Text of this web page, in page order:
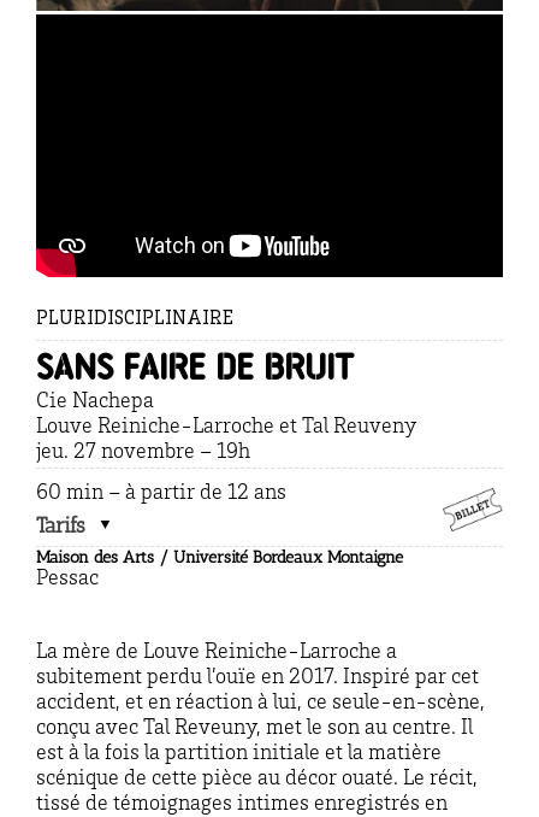
PLURIDISCIPLINAIRE
Sans faire de bruit
Cie Nachepa
Louve Reiniche-Larroche et Tal Reuveny
jeu. 27 novembre – 19h
60 min – à partir de 12 ans
Tarifs
Maison des Arts / Université Bordeaux Montaigne
Pessac
La mère de Louve Reiniche-Larroche a
subitement perdu l’ouïe en 2017. Inspiré par cet
accident, et en réaction à lui, ce seule-en-scène,
conçu avec Tal Reveuny, met le son au centre. Il
est à la fois la partition initiale et la matière
scénique de cette pièce au décor ouaté. Le récit,
tissé de témoignages intimes enregistrés en